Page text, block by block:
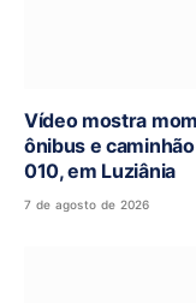
Vídeo mostra
ônibus e
010, em Luziânia
7 de agosto de 2026